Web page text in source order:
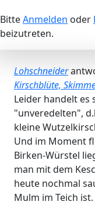
BitteAnmelden oder
beizutreten.
Lohschneider
Kirschblüte,
Leider handelt es
"unveredelten",
kleine
Und im Moment
Birken-Würstel
man mit dem
heute nochmal
Mulm im Teich ist.